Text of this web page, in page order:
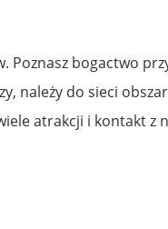
Poznasz bogactwo
należy do sieci
atrakcji i kontakt z